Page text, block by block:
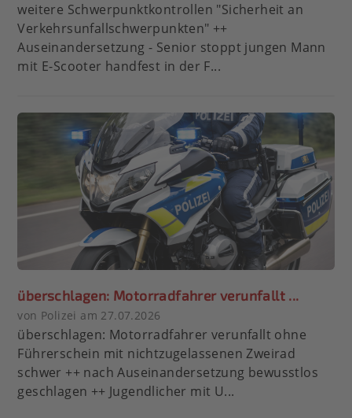
weitere Schwerpunktkontrollen "Sicherheit an
Verkehrsunfallschwerpunkten" ++
Auseinandersetzung - Senior stoppt jungen Mann
mit E-Scooter handfest in der F...
überschlagen: Motorradfahrer verunfallt ...
von Polizei am 27.07.2026
überschlagen: Motorradfahrer verunfallt ohne
Führerschein mit nichtzugelassenen Zweirad
schwer ++ nach Auseinandersetzung bewusstlos
geschlagen ++ Jugendlicher mit U...